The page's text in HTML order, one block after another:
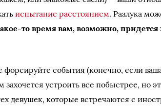
испытание расстоянием. Разлука
то время вам, возможно, придется
форсируйте события (конечно, если
захочется устроить все побыстрее, но
девушек, которые встречаются с